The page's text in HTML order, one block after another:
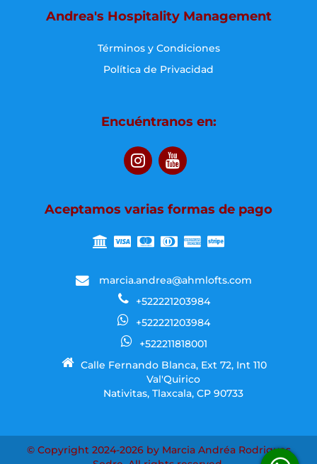
Andrea's Hospitality Management
Términos y Condiciones
Política de Privacidad
Encuéntranos en:
Aceptamos varias formas de pago
marcia.andrea@ahmlofts.com
+522221203984
+522221203984
+522211818001
Calle Fernando Blanca, Ext 72, Int 110
Val'Quirico
Nativitas, Tlaxcala, CP 90733
© Copyright 2024-2026 by Marcia Andréa Rodrigues